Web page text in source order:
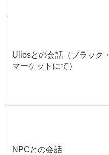
Ullosとの会話（ブラック・
マーケットにて）
NPCとの会話